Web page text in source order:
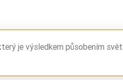
je výsledkem působením